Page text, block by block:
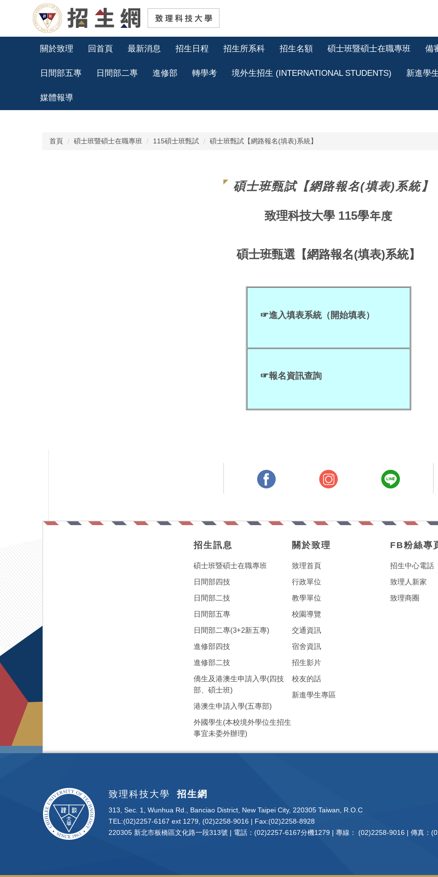
要
關於致理 回首頁 最新消息 招生日程 招生所系科 招生名額 碩士班暨碩士在職專班 備
日間部五專 日間部二專 進修部 轉學考 境外生招生 (INTERNATIONAL STUDENTS) 新進學
媒體報導
首頁 碩士班暨碩士在職專班 115碩士班甄試 碩士班甄試【網路報名(填表)系統】
碩士班甄試【網路報名(填表)系統】
致理科技大學 115學年度
碩士班甄選 【網路報名(填表)系統】
☞進入填表系統（開始填表）
☞報名資訊查詢
招生訊息
碩士班暨碩士在職專班
日間部四技
日間部二技
日間部五專
日間部二專(3+2新五專)
進修部四技
進修部二技
僑生及港澳生申請入學(四技
部、碩士班)
港澳生申請入學(五專部)
外國學生(本校境外學位生招生
事宜未委外辦理)
關於致理
致理首頁
行政單位
教學單位
校園導覽
交通資訊
宿舍資訊
招生影片
校友的話
新進學生專區
FB粉絲專
招生中心電話
致理人新家
致理商圈
致理科技大學招生網
313, Sec. 1, Wunhua Rd., Banciao District, New Taipei City, 220305 Taiwan, R.O.C
TEL:(02)2257-6167 ext 1279, (02)2258-9016 | Fax:(02)2258-8928
220305 新北市板橋區文化路一段313號 | 電話：(02)2257-6167分機1279 | 專線： (02)2258-9016 | 傳真：